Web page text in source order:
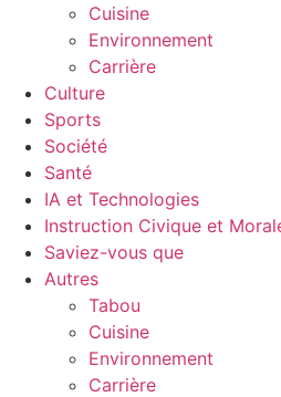
Cuisine
Environnement
Carrière
Culture
Sports
Société
Santé
IA et Technologies
Instruction Civique et
Saviez-vous que
Autres
Tabou
Cuisine
Environnement
Carrière